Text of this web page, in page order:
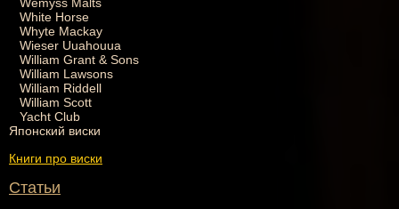
White Horse
Whyte Mackay
Wieser Uuahouua
William Grant & Sons
William Lawsons
William Riddell
William Scott
Yacht Club
Японский виски
Книги про виски
Статьи